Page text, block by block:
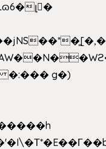
լ�
�:��� g�)